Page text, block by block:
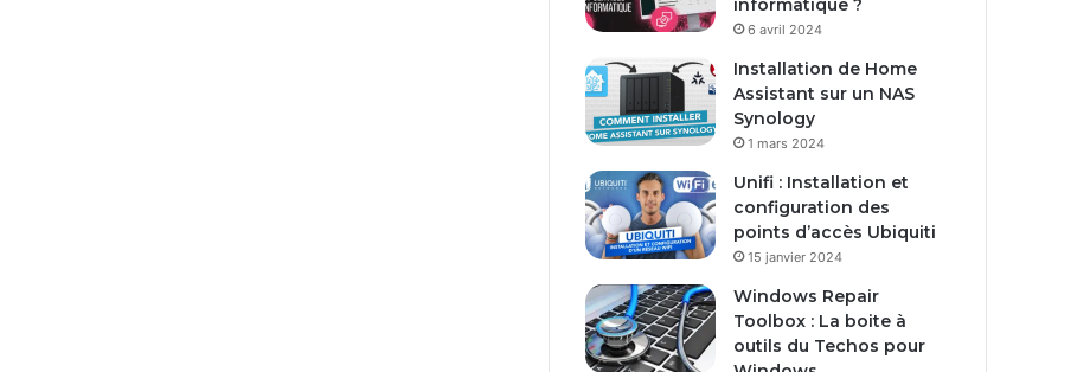
e
s
e
m
i
l
informatique ?
6 avril 2024
Installation de Home
Assistant sur un NAS
Synology
1 mars 2024
Unifi : Installation et
configuration des
points d’accès Ubiquiti
15 janvier 2024
Windows Repair
Toolbox : La boite à
outils du Techos pour